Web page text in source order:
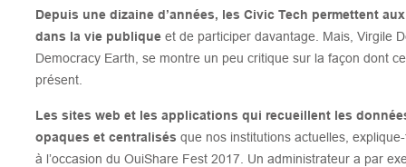
Depuis une dizaine d’années, les Civic Tech permettent
dans la vie publique et de participer davantage. Mais, Virgile
Democracy Earth, se montre un peu critique sur la façon dont
présent.
Les sites web et les applications qui recueillent les
opaques et centralisés que nos institutions actuelles,
à l’occasion du OuiShare Fest 2017. Un administrateur a par